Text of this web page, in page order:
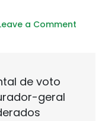
a Comment
de voto
geral